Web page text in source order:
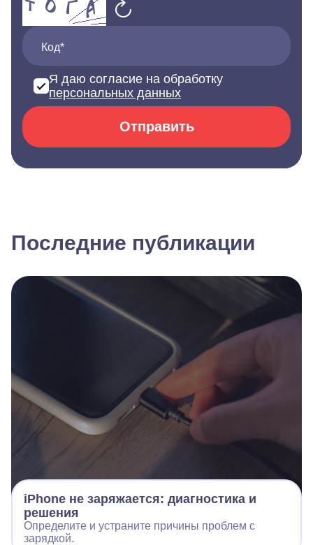
Код*
Я даю согласие на обработку
персональных данных
Отправить
Последние публикации
iPhone не заряжается: диагностика и
решения
Определите и устраните причины проблем с
зарядкой.